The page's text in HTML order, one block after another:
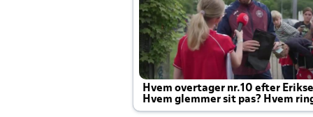
Hvem overtager nr.10 efter
Hvem glemmer sit pas? Hvem
Joachim altid til efter kampe?